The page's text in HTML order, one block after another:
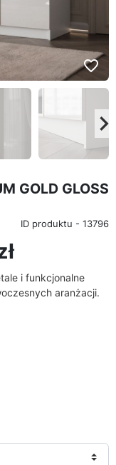
favorite_border
GOLD GLOSS
ID produktu - 13796
i funkcjonalne
aranżacji.